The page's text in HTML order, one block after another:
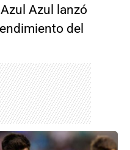
Azul lanzó
del